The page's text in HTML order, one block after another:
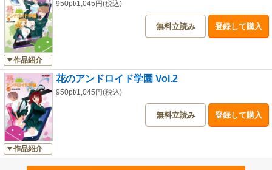
作品紹介
950pt/1,045円(税込)
無料立読み 登録して購入
作品紹介
花のアンドロイド学園 Vol.2
950pt/1,045円(税込)
無料立読み 登録して購入